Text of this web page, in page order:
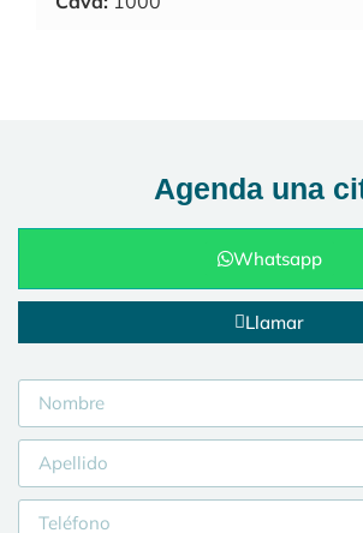
Agenda una
Whatsapp
Llamar